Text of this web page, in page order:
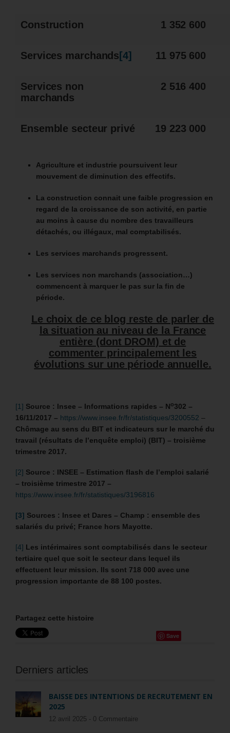
Construction 1 352 600
Services marchands [4] 11 975 600
Services non
marchands
2 516 400
Ensemble secteur privé 19 223 000
Agriculture et industrie poursuivent leur
mouvement de diminution des effectifs.
La construction connait une faible progression en
regard de la croissance de son activité, en partie
au moins à cause du nombre des travailleurs
détachés, ou illégaux, mal comptabilisés.
Les services marchands progressent.
Les services non marchands (association…)
commencent à marquer le pas sur la fin de
période.
Le choix de ce blog reste de parler de
la situation au niveau de la France
entière (dont DROM) et de
commenter principalement les
évolutions sur une période annuelle.
[1] Source : Insee – Informations rapides – No302 –
16/11/2017 – https://www.insee.fr/fr/statistiques/3200552 –
Chômage au sens du BIT et indicateurs sur le marché du
travail (résultats de l’enquête emploi) (BIT) – troisième
trimestre 2017.
[2] Source : INSEE – Estimation flash de l’emploi salarié
– troisième trimestre 2017 –
https://www.insee.fr/fr/statistiques/3196816
[3] Sources : Insee et Dares – Champ : ensemble des
salariés du privé; France hors Mayotte.
[4] Les intérimaires sont comptabilisés dans le secteur
tertiaire quel que soit le secteur dans lequel ils
effectuent leur mission. Ils sont 718 000 avec une
progression importante de 88 100 postes.
Partagez cette histoire
Save
Derniers articles
BAISSE DES INTENTIONS DE RECRUTEMENT EN
2025
12 avril 2025 - 0 Commentaire